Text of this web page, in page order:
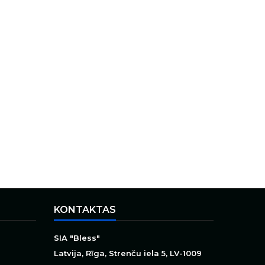
KONTAKTAS
SIA "Bless"
Latvija, Rīga, Strenču iela 5, LV-1009